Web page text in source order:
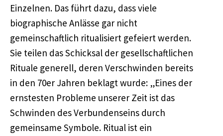
Einzelnen. Das führt dazu, dass viele
biographische Anlässe gar nicht
gemeinschaftlich ritualisiert gefeiert werden.
Sie teilen das Schicksal der gesellschaftlichen
Rituale generell, deren Verschwinden bereits
in den 70er Jahren beklagt wurde: „Eines der
ernstesten Probleme unserer Zeit ist das
Schwinden des Verbundenseins durch
gemeinsame Symbole. Ritual ist ein